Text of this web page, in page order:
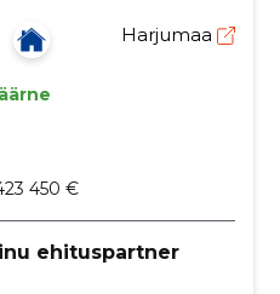
Harjumaa
450 €
ehituspartner